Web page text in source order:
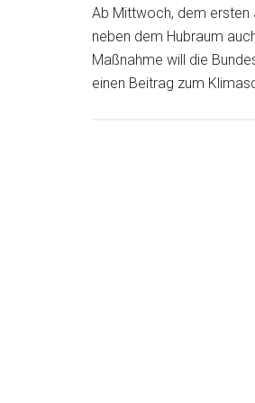
Ab Mittwoch, dem ersten
neben dem Hubraum
Maßnahme will die
einen Beitrag zum